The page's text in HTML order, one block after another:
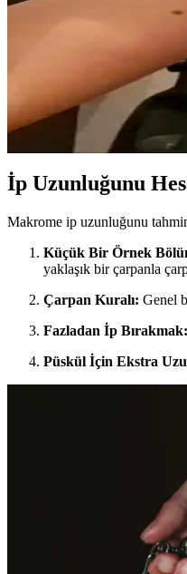
Makrome Sanatına
Makrome, düğüm
Yapay Zekâ Destekli
Yapay zekâ tarafından
İp Uzunluğunu
Makrome ip uzunluğunu
Küçük Bir Örnek
yaklaşık bir çarpanla
Çarpan Kuralı: Genel
Fazladan İp Bırakmak:
Püskül İçin Ekstra